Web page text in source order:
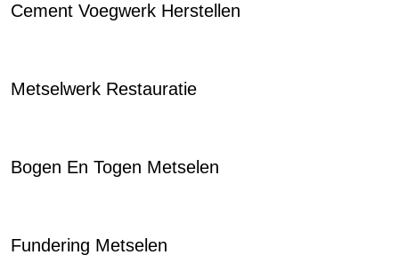
Cement Voegwerk Herstellen
Metselwerk Restauratie
Bogen En Togen Metselen
Fundering Metselen